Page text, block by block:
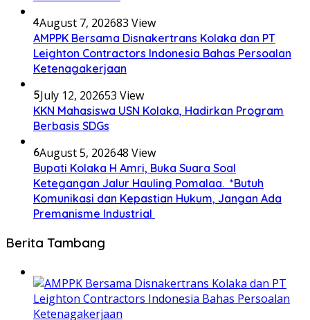
4August 7, 202683 View
AMPPK Bersama Disnakertrans Kolaka dan PT
Leighton Contractors Indonesia Bahas Persoalan
Ketenagakerjaan
5July 12, 202653 View
KKN Mahasiswa USN Kolaka, Hadirkan Program
Berbasis SDGs
6August 5, 202648 View
Bupati Kolaka H Amri, Buka Suara Soal
Ketegangan Jalur Hauling Pomalaa. *Butuh
Komunikasi dan Kepastian Hukum, Jangan Ada
Premanisme Industrial
Berita Tambang